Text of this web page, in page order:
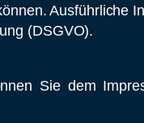
Ausführliche
(DSGVO).
Sie dem